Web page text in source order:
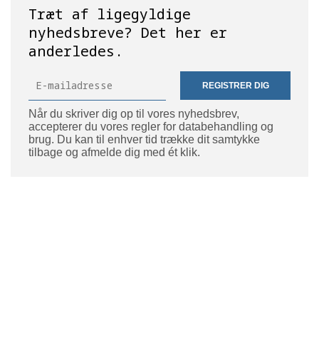
Træt af ligegyldige
nyhedsbreve? Det her er
anderledes.
REGISTRER DIG
Når du skriver dig op til vores nyhedsbrev,
accepterer du vores regler for databehandling og
brug. Du kan til enhver tid trække dit samtykke
tilbage og afmelde dig med ét klik.